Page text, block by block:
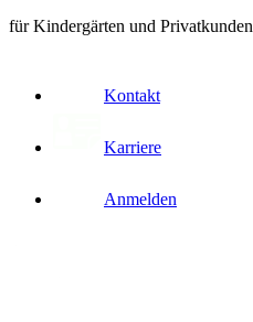
für Kindergärten und Privatkunden
Kontakt
Karriere
Anmelden